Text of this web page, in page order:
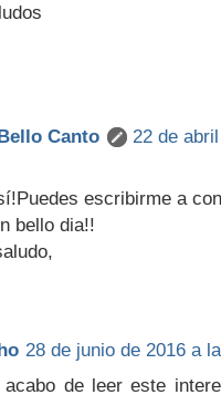
Canto
22 de
escribirme a
bello dia!!
28 de junio de 2016 a
acabo de leer este